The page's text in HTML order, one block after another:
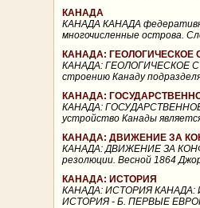
КАНАДА
КАНАДА КАНАДА
многочисленные острова.
КАНАДА: ГЕОЛОГИЧЕСКОЕ
КАНАДА: ГЕОЛОГИЧЕСКОЕ
строению Канаду
КАНАДА:
КАНАДА:
устройство Канады
КАНАДА: ДВИЖЕНИЕ ЗА
КАНАДА: ДВИЖЕНИЕ ЗА
резолюции. Весной 1864
КАНАДА: ИСТОРИЯ
КАНАДА: ИСТОРИЯ КАНАДА:
ИСТОРИЯ - Б. ПЕРВЫЕ